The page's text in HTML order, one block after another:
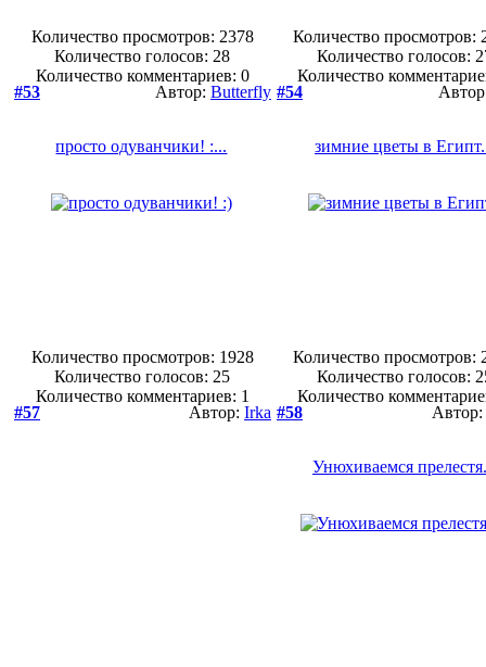
Количество просмотров: 2378
Количество голосов: 28
Количество комментариев: 0
Количество просмотров:
Количество голосов:
Количество
#53
Автор: Butterfly
просто одуванчики! :...
Количество просмотров: 1928
Количество голосов: 25
Количество комментариев: 1
#54
зимние цветы в
Количество просмотров:
Количество голосов:
Количество
#57
Автор: Irka #58 Автор:
Унюхиваемся